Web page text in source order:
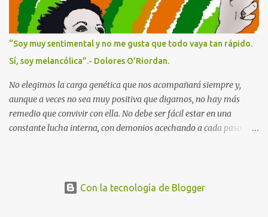
preciado coltán... y como la codicia humana no tiene límites está
en guerra desde 1996. La producción del 85% de todas estas minas
está en manos extranjeras, así que a pesar de ser uno de los países
con más recursos, la mayoría de su población vive en extrema
pobreza. Tal es así que en 2019 casi dos millones de congoleñxs
emigraron en busc...
“Soy muy sentimental y no me gusta que todo vaya tan rápido.
Sí, soy melancólica”.- Dolores O’Riordan.
No elegimos la carga genética que nos acompañará siempre y,
aunque a veces no sea muy positiva que digamos, no hay más
remedio que convivir con ella. No debe ser fácil estar en una
constante lucha interna, con demonios acechando a cada paso. Si a
aumentan exponencialmente. Pasó su corta vida luchando contra
Con la tecnología de Blogger